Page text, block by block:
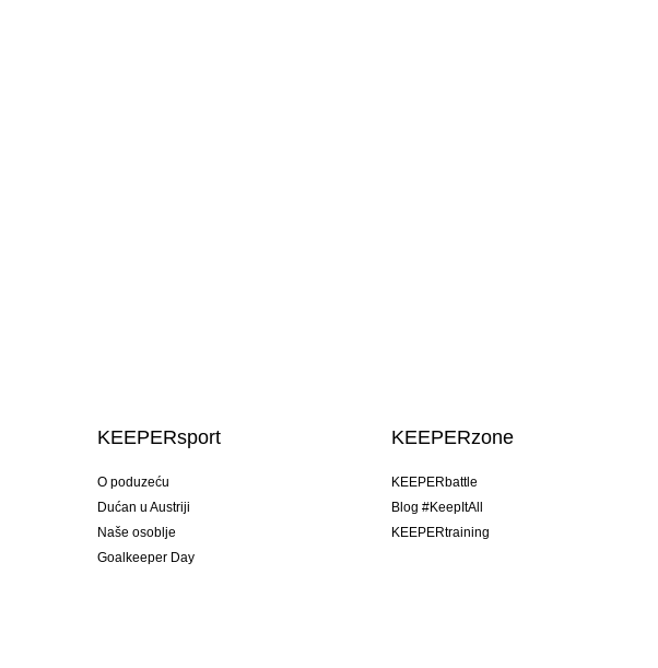
KEEPERsport
O poduzeću
Dućan u Austriji
Naše osoblje
Goalkeeper Day
KEEPERzone
KEEPERbattle
Blog #KeepItAll
KEEPERtraining